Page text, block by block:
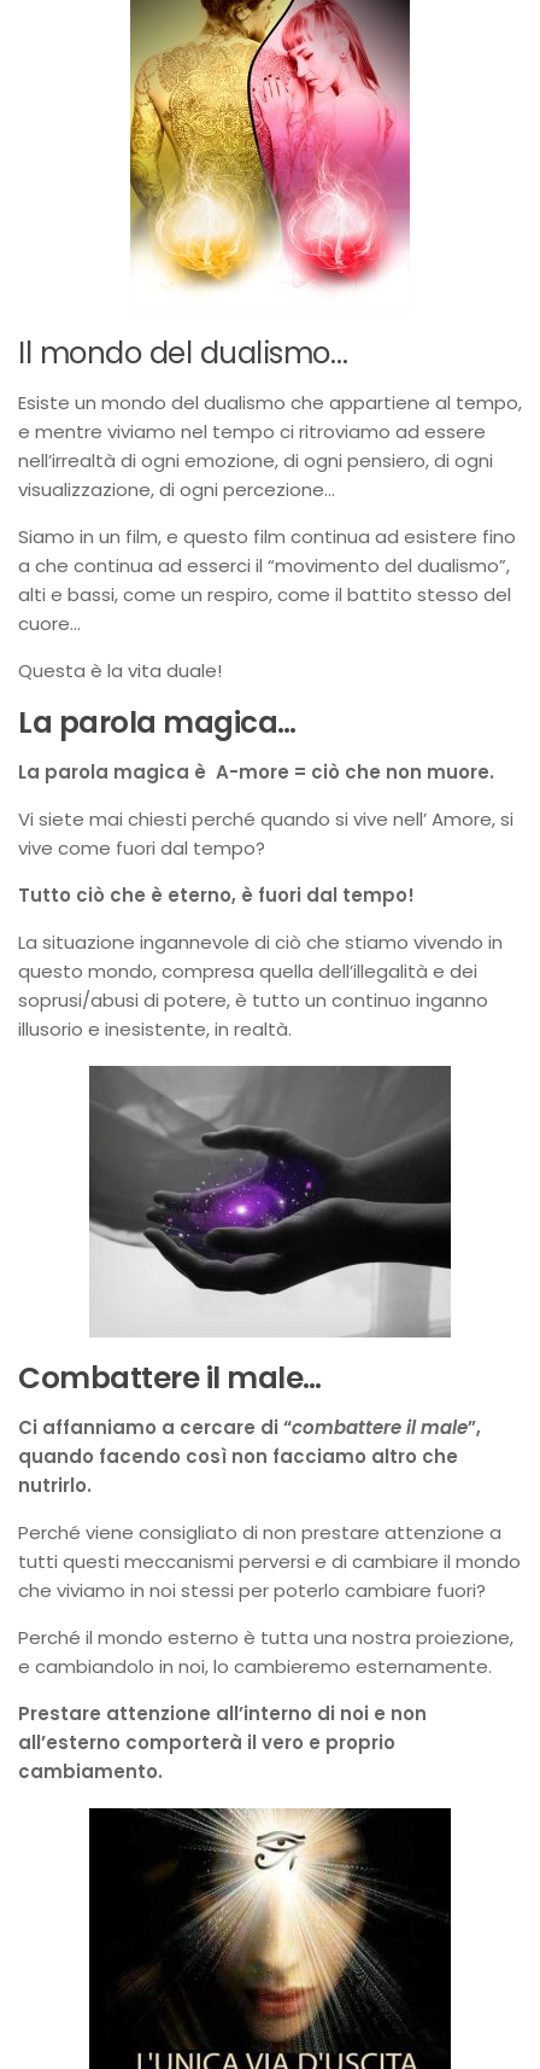
Il mondo del dualismo…
Esiste un mondo del dualismo che appartiene al tempo,
e mentre viviamo nel tempo ci ritroviamo ad essere
nell’irrealtà di ogni emozione, di ogni pensiero, di ogni
visualizzazione, di ogni percezione…
Siamo in un film, e questo film continua ad esistere fino
a che continua ad esserci il “movimento del dualismo”,
alti e bassi, come un respiro, come il battito stesso del
cuore…
Questa è la vita duale!
La parola magica…
La parola magica è A-more = ciò che non muore.
Vi siete mai chiesti perché quando si vive nell’ Amore, si
vive come fuori dal tempo?
Tutto ciò che è eterno, è fuori dal tempo!
La situazione ingannevole di ciò che stiamo vivendo in
questo mondo, compresa quella dell’illegalità e dei
soprusi/abusi di potere, è tutto un continuo inganno
illusorio e inesistente, in realtà.
Combattere il male…
Ci affanniamo a cercare di “combattere il male”,
quando facendo così non facciamo altro che
nutrirlo.
Perché viene consigliato di non prestare attenzione a
tutti questi meccanismi perversi e di cambiare il mondo
che viviamo in noi stessi per poterlo cambiare fuori?
Perché il mondo esterno è tutta una nostra proiezione,
e cambiandolo in noi, lo cambieremo esternamente.
Prestare attenzione all’interno di noi e non
all’esterno comporterà il vero e proprio
cambiamento.